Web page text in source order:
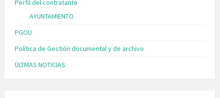
Perfil del contratante
AYUNTAMIENTO
PGOU
Política de Gestión documental y de archivo
ÚLTMAS NOTICIAS